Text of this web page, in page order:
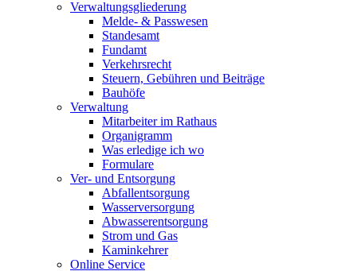
Verwaltungsgliederung
Melde- & Passwesen
Standesamt
Fundamt
Verkehrsrecht
Steuern, Gebühren und Beiträge
Bauhöfe
Verwaltung
Mitarbeiter im Rathaus
Organigramm
Was erledige ich wo
Formulare
Ver- und Entsorgung
Abfallentsorgung
Wasserversorgung
Abwasserentsorgung
Strom und Gas
Kaminkehrer
Online Service